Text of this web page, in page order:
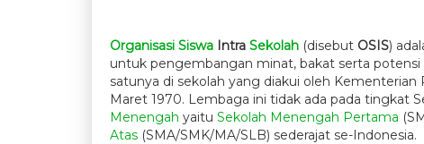
Organisasi Siswa Intra Sekolah (disebut OSIS)
untuk pengembangan minat, bakat serta potensi
satunya di sekolah yang diakui oleh Kementerian
Maret 1970. Lembaga ini tidak ada pada tingkat
Menengah yaitu Sekolah Menengah Pertama
Atas (SMA/SMK/MA/SLB) sederajat se-Indonesia.